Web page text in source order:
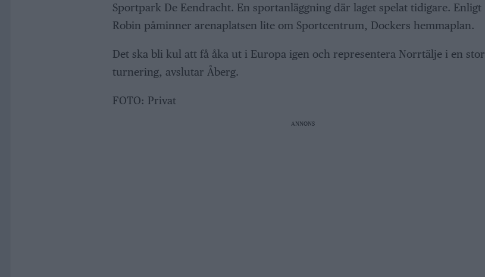
Sportpark De Eendracht. En sportanläggning där laget spelat tidigare. Enligt
Robin påminner arenaplatsen lite om Sportcentrum, Dockers hemmaplan.
Det ska bli kul att få åka ut i Europa igen och representera Norrtälje i en stor
turnering, avslutar Åberg.
FOTO: Privat
ANNONS